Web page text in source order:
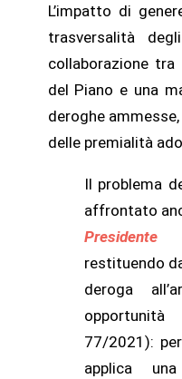
L’impatto di
trasversalità
collaborazione
del Piano e una
deroghe
delle premialità
Il problema
affrontato
restituendo
deroga
77/2021):
applica